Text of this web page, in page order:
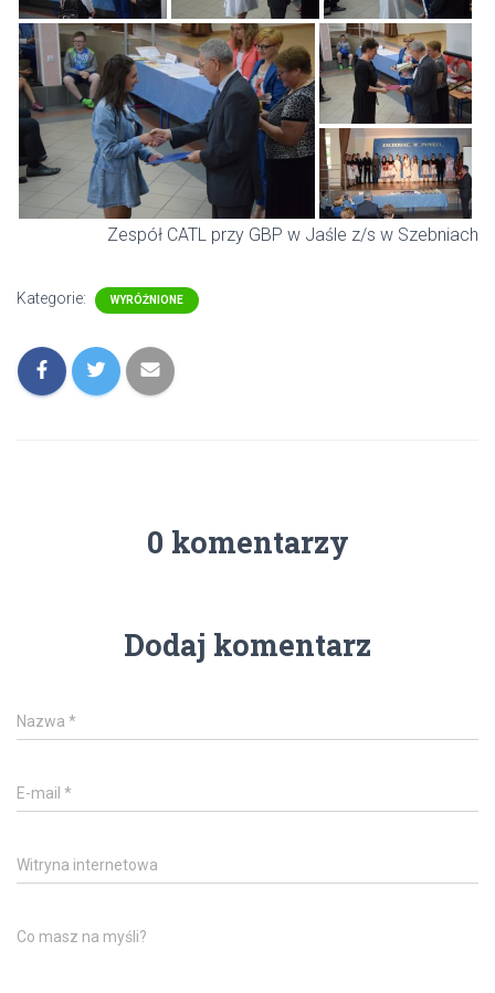
Zespół CATL przy GBP w Jaśle z/s w Szebniach
Kategorie: WYRÓŻNIONE
0 komentarzy
Dodaj komentarz
Nazwa *
E-mail *
Witryna internetowa
Co masz na myśli?